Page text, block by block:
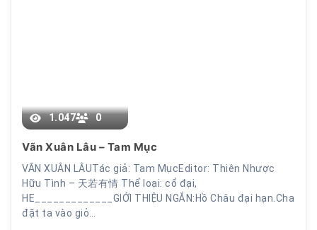
1.047 0
Vãn Xuân Lâu – Tam Mục
VÃN XUÂN LÂUTác giả: Tam MụcEditor: Thiên Nhược
Hữu Tình – 天若有情 Thể loại: cổ đại,
HE_____________GIỚI THIỆU NGẮN:Hồ Châu đại hạn.Cha
đặt ta vào giỏ…